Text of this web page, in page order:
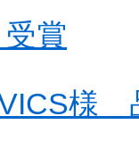
賞
様